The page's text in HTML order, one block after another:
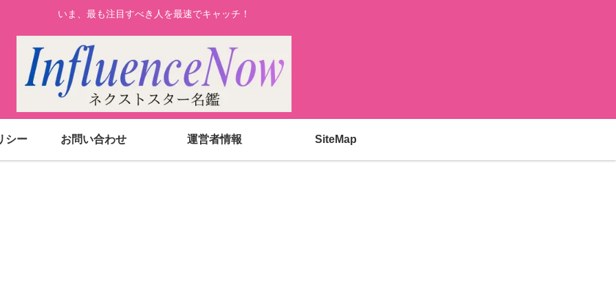
いま、最も注目すべき人を最速でキャッチ！
シー お問い合わせ 運営者情報 SiteMap